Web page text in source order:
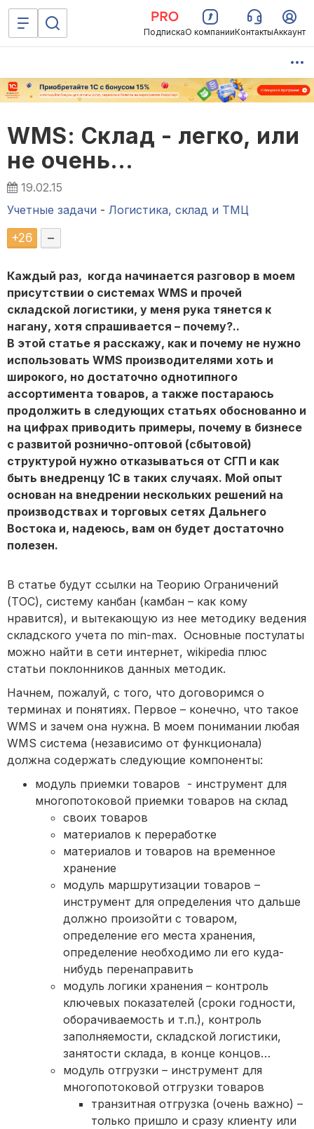
ПодпискаО компанииКонтактыАккаунт
WMS: Склад - легко, или
не очень…
19.02.15
Учетные задачи - Логистика, склад и ТМЦ
+26 –
Каждый раз, когда начинается разговор в моем
присутствии о системах WMS и прочей
складской логистики, у меня рука тянется к
нагану, хотя спрашивается – почему?..
В этой статье я расскажу, как и почему не нужно
использовать WMS производителями хоть и
широкого, но достаточно однотипного
ассортимента товаров, а также постараюсь
продолжить в следующих статьях обоснованно и
на цифрах приводить примеры, почему в бизнесе
с развитой рознично-оптовой (сбытовой)
структурой нужно отказываться от СГП и как
быть внедренцу 1С в таких случаях. Мой опыт
основан на внедрении нескольких решений на
производствах и торговых сетях Дальнего
Востока и, надеюсь, вам он будет достаточно
полезен.
В статье будут ссылки на Теорию Ограничений
(ТОС), систему канбан (камбан – как кому
нравится), и вытекающую из нее методику ведения
складского учета по min-max. Основные постулаты
можно найти в сети интернет, wikipedia плюс
статьи поклонников данных методик.
Начнем, пожалуй, с того, что договоримся о
терминах и понятиях. Первое – конечно, что такое
WMS и зачем она нужна. В моем понимании любая
WMS система (независимо от функционала)
должна содержать следующие компоненты:
модуль приемки товаров - инструмент для
многопотоковой приемки товаров на склад
своих товаров
материалов к переработке
материалов и товаров на временное
хранение
модуль маршрутизации товаров –
инструмент для определения что дальше
должно произойти с товаром,
определение его места хранения,
определение необходимо ли его куда-
нибудь перенаправить
модуль логики хранения – контроль
ключевых показателей (сроки годности,
оборачиваемость и т.п.), контроль
заполняемости, складской логистики,
занятости склада, в конце концов…
модуль отгрузки – инструмент для
многопотоковой отгрузки товаров
транзитная отгрузка (очень важно) –
только пришло и сразу клиенту или